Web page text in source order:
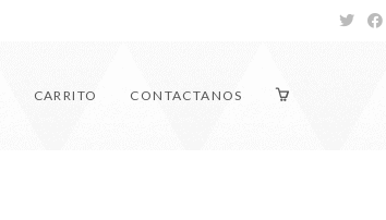
CARRITO CONTACTANOS